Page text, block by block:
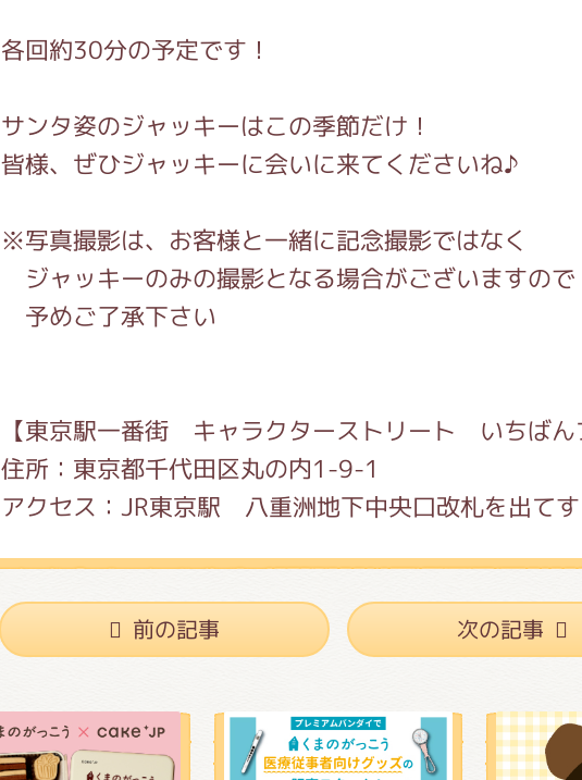
各回約30分の予定です！
サンタ姿のジャッキーはこの季節だけ！
皆様、ぜひジャッキーに会いに来てくださいね♪
※写真撮影は、お客様と一緒に記念撮影ではなく
ジャッキーのみの撮影となる場合がございますので
予めご了承下さい
【東京駅一番街 キャラクターストリート いちばん
住所：東京都千代田区丸の内1-9-1
アクセス：JR東京駅 八重洲地下中央口改札を出て
前の記事 次の記事